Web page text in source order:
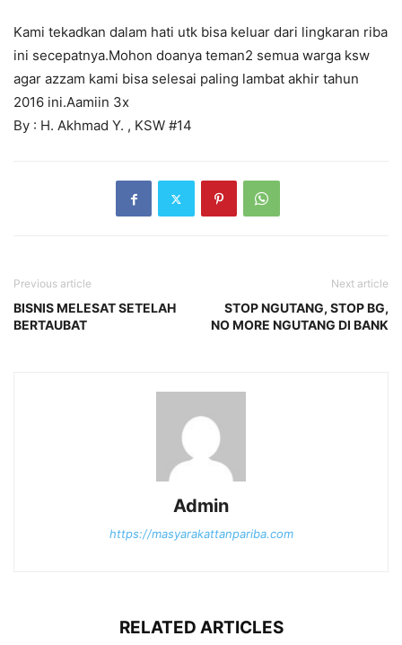
Kami tekadkan dalam hati utk bisa keluar dari lingkaran riba
ini secepatnya.Mohon doanya teman2 semua warga ksw
agar azzam kami bisa selesai paling lambat akhir tahun
2016 ini.Aamiin 3x
By : H. Akhmad Y. , KSW #14
Previous article
BISNIS MELESAT SETELAH
BERTAUBAT
Next article
STOP NGUTANG, STOP BG,
NO MORE NGUTANG DI BANK
Admin
https://masyarakattanpariba.com
RELATED ARTICLES